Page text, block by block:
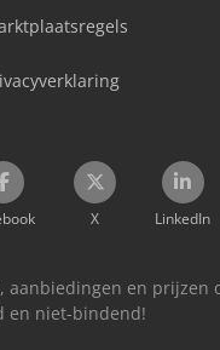
X LinkedIn
aanbiedingen en prijzen
en niet-bindend!